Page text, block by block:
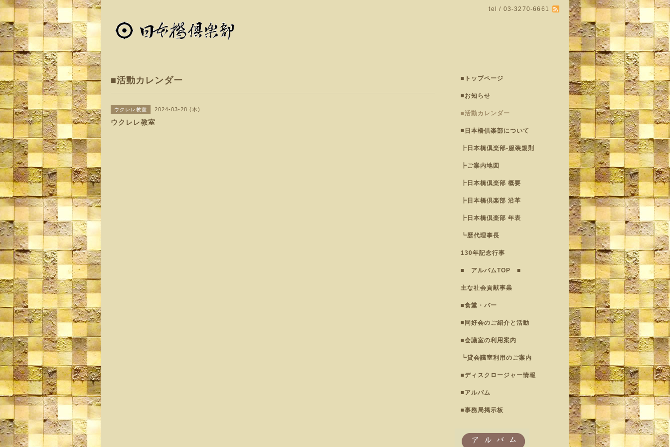
tel / 03-3270-6661
■活動カレンダー
ウクレレ教室 2024-03-28 (木)
ウクレレ教室
■トップページ
■お知らせ
■活動カレンダー
■日本橋倶楽部について
┣日本橋倶楽部-服装規則
┣ご案内地図
┣日本橋倶楽部 概要
┣日本橋倶楽部 沿革
┣日本橋倶楽部 年表
┗歴代理事長
130年記念行事
■ アルバムTOP ■
主な社会貢献事業
■食堂・バー
■同好会のご紹介と活動
■会議室の利用案内
┗貸会議室利用のご案内
■ディスクロージャー情報
■アルバム
■事務局掲示板